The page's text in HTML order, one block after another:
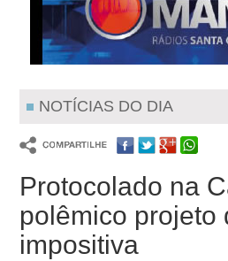
NOTÍCIAS DO DIA
Protocolado na
polêmico projeto
impositiva